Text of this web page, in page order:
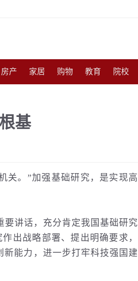
房产 家居 购物 教育 院校
手机
基
。”加强基础研究，是实现高
讲话，充分肯定我国基础研究
出战略部署、提出明确要求，
能力，进一步打牢科技强国建